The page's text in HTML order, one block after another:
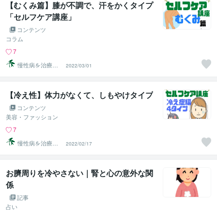
【むくみ篇】膝が不調で、汗をかくタイプ
「セルフケア講座」
コンテンツ
コラム
7
慢性病を治療す
るRyu
2022/03/01
【冷え性】体力がなくて、しもやけタイプ
コンテンツ
美容・ファッション
7
慢性病を治療す
るRyu
2022/02/17
お臍周りを冷やさない｜腎と心の意外な関
係
記事
占い